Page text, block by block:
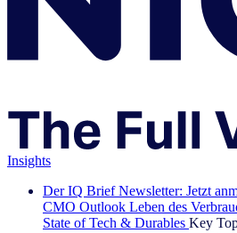
Insights
Der IQ Brief Newsletter: Jetzt
CMO Outlook Leben des
State of Tech & Durables Key